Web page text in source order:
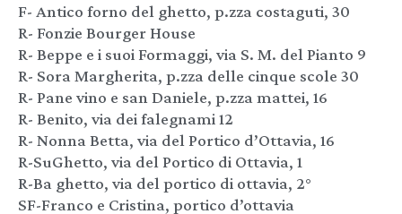
F- Antico forno del ghetto, p.zza costaguti, 30
R- Fonzie Bourger House
R- Beppe e i suoi Formaggi, via S. M. del Pianto 9
R- Sora Margherita, p.zza delle cinque scole 30
R- Pane vino e san Daniele, p.zza mattei, 16
R- Benito, via dei falegnami 12
R- Nonna Betta, via del Portico d’Ottavia, 16
R-SuGhetto, via del Portico di Ottavia, 1
R-Ba ghetto, via del portico di ottavia, 2°
SF-Franco e Cristina, portico d’ottavia